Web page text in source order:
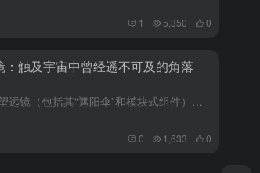
1 5,350 0
：触及宇宙中曾经遥不可及的角落
组装完成的詹姆斯·韦伯望远镜（包括其“遮阳伞”和模块式组件）已完成部分配置，还将进行进一步安装。 新浪科技讯 北京时间1月6日消息，据国外媒体报道，NASA的詹姆斯·韦伯望远镜目前定于2021年3月...
0 1,633 0